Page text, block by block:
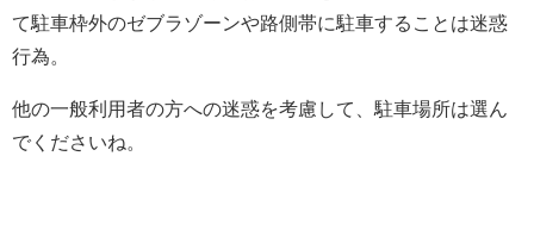
て駐車枠外のゼブラゾーンや路側帯に駐車することは迷惑
行為。
他の一般利用者の方への迷惑を考慮して、駐車場所は選ん
でくださいね。